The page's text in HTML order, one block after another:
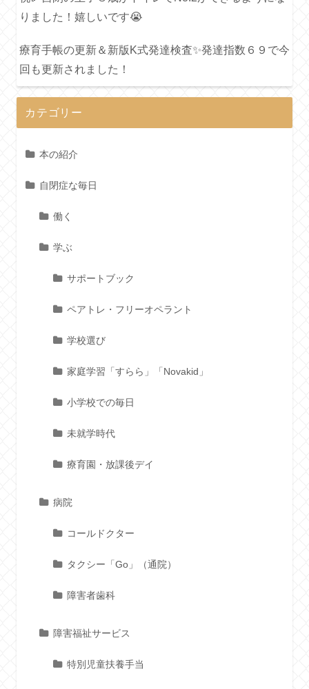
りました！嬉しいです😭
療育手帳の更新＆新版K式発達検査✨発達指数６９で今
回も更新されました！
カテゴリー
本の紹介
自閉症な毎日
働く
学ぶ
サポートブック
ペアトレ・フリーオペラント
学校選び
家庭学習「すらら」「Novakid」
小学校での毎日
未就学時代
療育園・放課後デイ
病院
コールドクター
タクシー「Go」（通院）
障害者歯科
障害福祉サービス
特別児童扶養手当